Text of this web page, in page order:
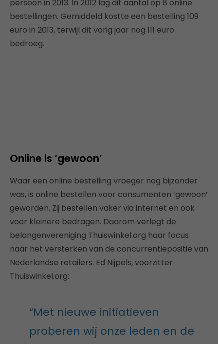
persoon in 2013. In 2012 lag dit aantal op 8 online
bestellingen. Gemiddeld kostte een bestelling 109
euro in 2013, terwijl dit vorig jaar nog 111 euro
bedroeg.
Online is ‘gewoon’
Waar een online bestelling vroeger nog bijzonder
was, is online bestellen voor consumenten ‘gewoon’
geworden. Zij bestellen vaker via internet en ook
voor kleinere bedragen. Daarom verlegt de
belangenvereniging Thuiswinkel.org haar focus
naar het versterken van de concurrentiepositie van
Nederlandse retailers. Ed Nijpels, voorzitter
Thuiswinkel.org:
“Met nieuwe initiatieven
proberen wij onze leden en de